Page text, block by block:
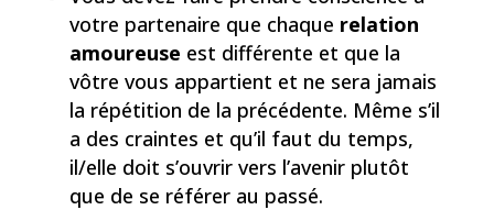
votre partenaire que chaque relation
amoureuse est différente et que la
vôtre vous appartient et ne sera jamais
la répétition de la précédente. Même s’il
a des craintes et qu’il faut du temps,
il/elle doit s’ouvrir vers l’avenir plutôt
que de se référer au passé.